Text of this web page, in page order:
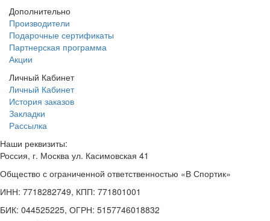
Дополнительно
Производители
Подарочные сертификаты
Партнерская программа
Акции
Личный Кабинет
Личный Кабинет
История заказов
Закладки
Рассылка
Наши реквизиты:
Россия, г. Москва ул. Касимовская 41
Общество с ограниченной ответственностью «В Спортик»
ИНН: 7718282749, КПП: 771801001
БИК: 044525225, ОГРН: 5157746018832